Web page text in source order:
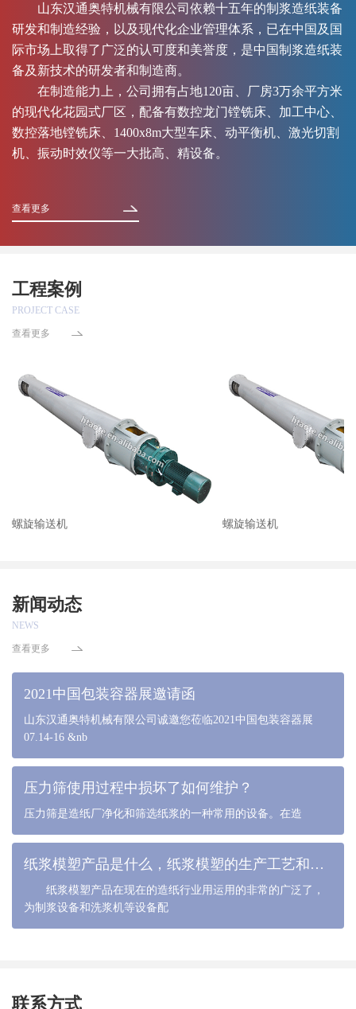
山东汉通奥特机械有限公司依赖十五年的制浆造纸装备
研发和制造经验，以及现代化企业管理体系，已在中国及国
际市场上取得了广泛的认可度和美誉度，是中国制浆造纸装
备及新技术的研发者和制造商。
在制造能力上，公司拥有占地120亩、厂房3万余平方米
的现代化花园式厂区，配备有数控龙门镗铣床、加工中心、
数控落地镗铣床、1400x8m大型车床、动平衡机、激光切割
机、振动时效仪等一大批高、精设备。
查看更多
工程案例
PROJECT CASE
查看更多
螺旋输送机 螺旋输送机
新闻动态
NEWS
查看更多
2021中国包装容器展邀请函
山东汉通奥特机械有限公司诚邀您莅临2021中国包装容器展
07.14-16 &nb
压力筛使用过程中损坏了如何维护？
压力筛是造纸厂净化和筛选纸浆的一种常用的设备。在造
纸浆模塑产品是什么，纸浆模塑的生产工艺和流程是什么
纸浆模塑产品在现在的造纸行业用运用的非常的广泛了，
为制浆设备和洗浆机等设备配
联系方式